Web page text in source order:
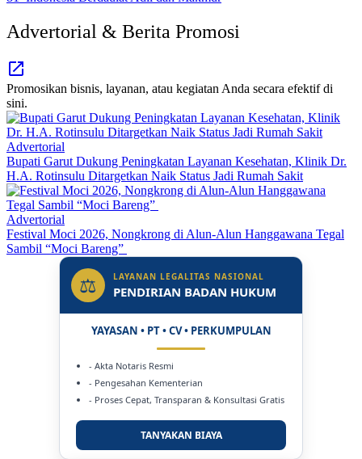
Advertorial & Berita Promosi
Promosikan bisnis, layanan, atau kegiatan Anda secara efektif di
sini.
Advertorial
Bupati Garut Dukung Peningkatan Layanan Kesehatan, Klinik Dr.
H.A. Rotinsulu Ditargetkan Naik Status Jadi Rumah Sakit
Advertorial
Festival Moci 2026, Nongkrong di Alun-Alun Hanggawana Tegal
Sambil “Moci Bareng”
⚖ LAYANAN LEGALITAS NASIONAL
PENDIRIAN BADAN HUKUM
YAYASAN • PT • CV • PERKUMPULAN
- Akta Notaris Resmi
- Pengesahan Kementerian
- Proses Cepat, Transparan & Konsultasi Gratis
TANYAKAN BIAYA